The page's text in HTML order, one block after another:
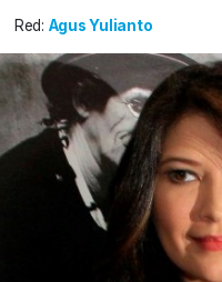
Red: Agus Yulianto